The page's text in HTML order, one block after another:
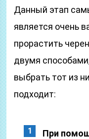
Данный этап
является очень
прорастить
двумя
выбрать тот из
подходит:
При